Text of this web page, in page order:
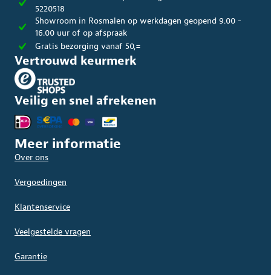
5220518
Showroom in Rosmalen op werkdagen geopend 9.00 -
16.00 uur of op afspraak
Gratis bezorging vanaf 50,=
Vertrouwd keurmerk
Veilig en snel afrekenen
Meer informatie
Over ons
Vergoedingen
Klantenservice
Veelgestelde vragen
Garantie